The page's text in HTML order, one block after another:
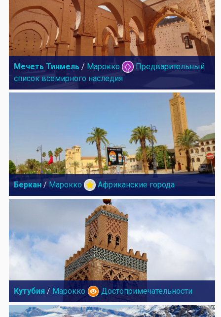
Мечеть Тинмель / Марокко
Предварительный
список всемирного наследия
Беркан / Марокко Африканские города
Кутубия / Марокко Достопримечательности